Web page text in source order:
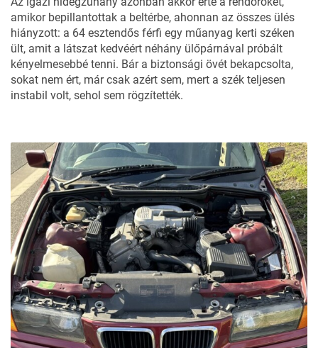
amikor bepillantottak a beltérbe, ahonnan az összes ülés
hiányzott: a 64 esztendős férfi egy műanyag kerti széken
ült, amit a látszat kedvéért néhány ülőpárnával próbált
kényelmesebbé tenni. Bár a biztonsági övét bekapcsolta,
sokat nem ért, már csak azért sem, mert a szék teljesen
instabil volt, sehol sem rögzítették.